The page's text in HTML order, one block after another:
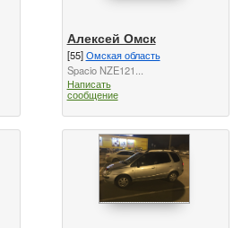
Алексей Омск
[55]Омская область
Spacio NZE121...
Написать
сообщение